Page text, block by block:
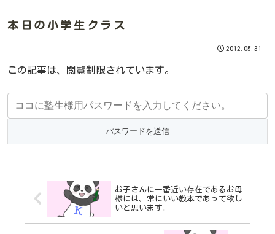
本日の小学生クラス
2012.05.31
この記事は、閲覧制限されています。
お子さんに一番近い存在であるお母
様には、常にいい教本であって欲し
いと思います。